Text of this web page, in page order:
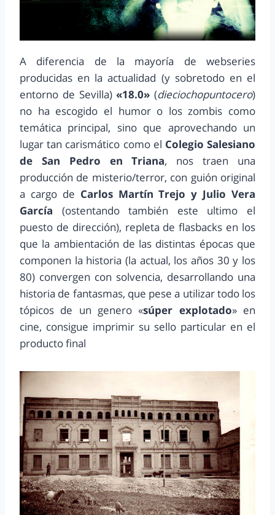
A diferencia de la mayoría de webseries
producidas en la actualidad (y sobretodo en el
entorno de Sevilla)«18.0» (dieciochopuntocero)
no ha escogido el humor o los zombis como
temática principal, sino que aprovechando un
lugar tan carismático como el Colegio Salesiano
de San Pedro en Triana, nos traen una
producción de misterio/terror, con guión original
a cargo de Carlos Martín Trejo y Julio Vera
García (ostentando también este ultimo el
puesto de dirección), repleta de flasbacks en los
que la ambientación de las distintas épocas que
componen la historia (la actual, los años 30 y los
80) convergen con solvencia, desarrollando una
historia de fantasmas, que pese a utilizar todo los
tópicos de un genero «súper explotado» en
cine, consigue imprimir su sello particular en el
producto final